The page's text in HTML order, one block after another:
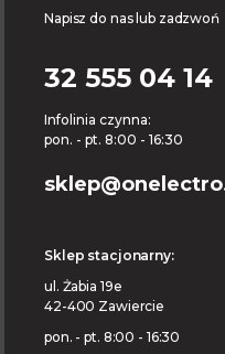
Napisz do nas lub zadzwoń
32 555 04 14
Infolinia czynna:
pon. - pt. 8:00 - 16:30
Sklep stacjonarny:
ul. Żabia 19e
42-400 Zawiercie
pon. - pt. 8:00 - 16:30